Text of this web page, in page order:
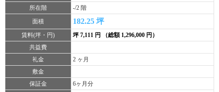
所在階
-/2 階
面積
182.25 坪
賃料(坪・円)
坪 7,111 円 （総額 1,296,000 円）
共益費
礼金
2 ヶ月
敷金
保証金
6ヶ月分